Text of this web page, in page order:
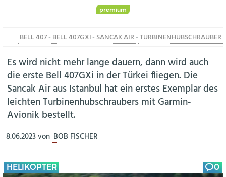
HELIKOPTER
BERUFE
AERO-KULTUR
premium
BELL 407- BELL 407GXI- SANCAK AIR-TURBINENHUBSCHRAUBER
Es wird nicht mehr lange dauern, dann wird auch
die erste Bell 407GXi in der Türkei fliegen. Die
Sancak Air aus Istanbul hat ein erstes Exemplar des
leichten Turbinenhubschraubers mit Garmin-
Avionik bestellt.
8.06.2023von BOB FISCHER
HELIKOPTER 0